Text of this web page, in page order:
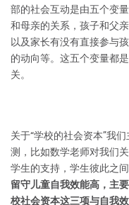
部的社会互动是由五个变
和母亲的关系，孩子和父
以及家长有没有直接参与
的动向等。这五个变量都
关。
关于“学校的社会资本”我
测，比如数学老师对我们
学生的支持，学生彼此之间
留守儿童自我效能高，主
校社会资本这三项与自我